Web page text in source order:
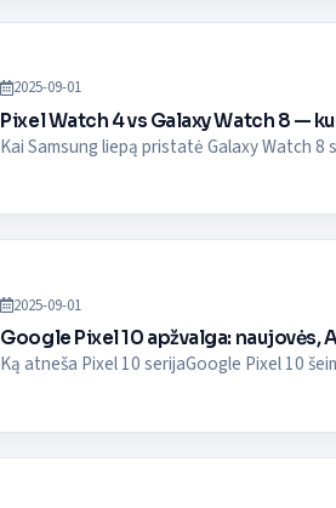
2025-09-01
Pixel Watch 4 vs Galaxy Watch 8 —
Kai Samsung liepą pristatė Galaxy Watch 8
2025-09-01
Google Pixel 10 apžvalga:
Ką atneša Pixel 10 serijaGoogle Pixel 10